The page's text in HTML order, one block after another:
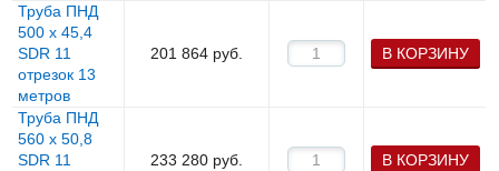
Труба ПНД
500 х 45,4
SDR 11
отрезок 13
метров
201 864 руб. В КОРЗИНУ
Труба ПНД
560 х 50,8
SDR 11
233 280 руб. В КОРЗИНУ